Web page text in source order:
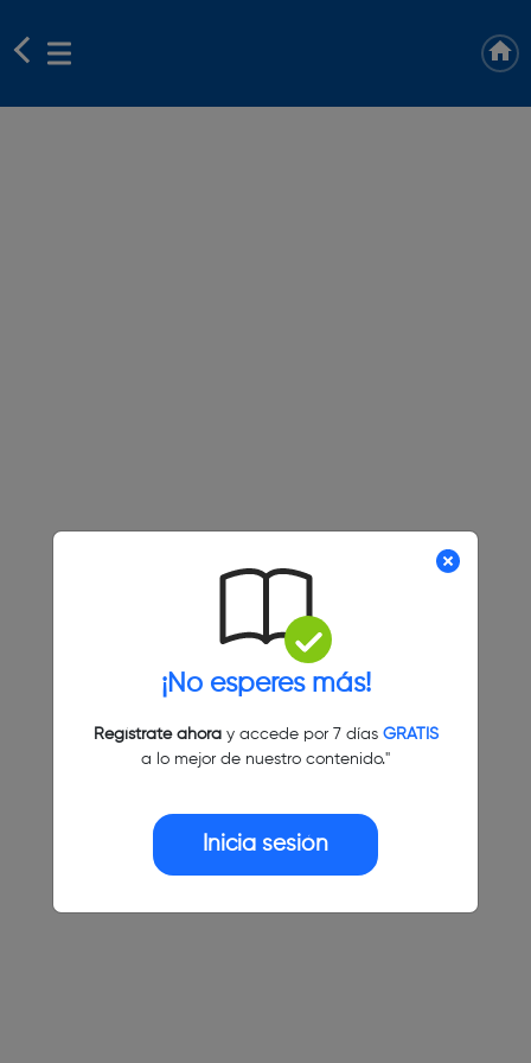
¡No esperes más!
Regístrate ahoray accede por 7 días GRATIS
a lo mejor de nuestro contenido."
Inicia sesión